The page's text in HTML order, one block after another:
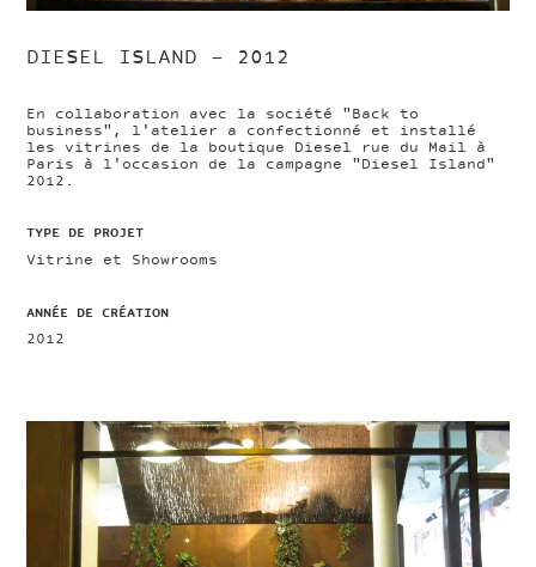
DIESEL ISLAND – 2012
En collaboration avec la société "Back to
business", l'atelier a confectionné et installé
les vitrines de la boutique Diesel rue du Mail à
Paris à l'occasion de la campagne "Diesel Island"
2012.
TYPE DE PROJET
Vitrine et Showrooms
ANNÉE DE CRÉATION
2012